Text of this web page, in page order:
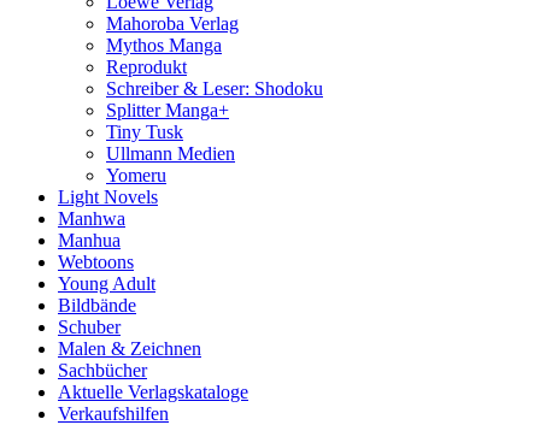
Mahoroba Verlag
Mythos Manga
Reprodukt
Schreiber & Leser: Shodoku
Splitter Manga+
Tiny Tusk
Ullmann Medien
Yomeru
Light Novels
Manhwa
Manhua
Webtoons
Young Adult
Bildbände
Schuber
Malen & Zeichnen
Sachbücher
Aktuelle Verlagskataloge
Verkaufshilfen